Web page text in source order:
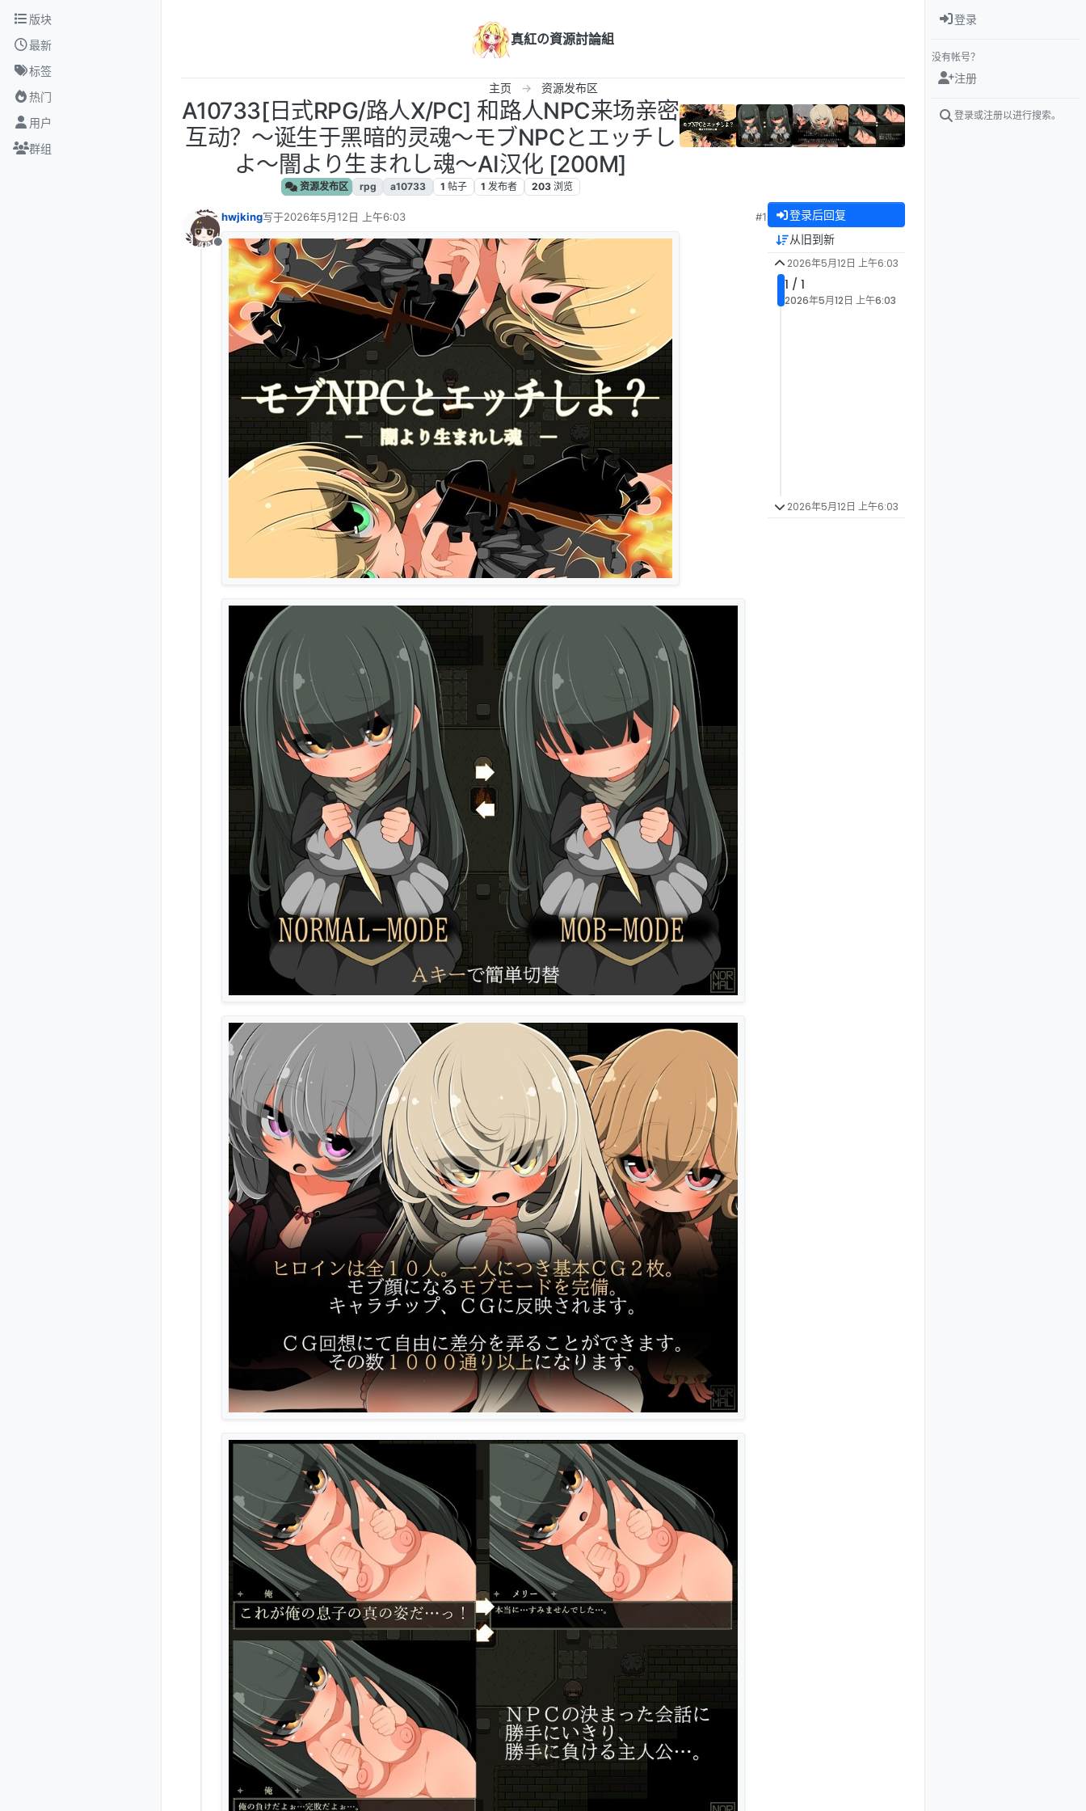
跳转至内容
版块
最新
标签
热门
用户
群组
真紅の資源討論組
主页 资源发布区
A10733[日式RPG/路人X/PC] 和路人NPC来场亲密
互动？～诞生于黑暗的灵魂～モブNPCとエッチし
よ～闇より生まれし魂～AI汉化 [200M]
资源发布区 rpg a10733 1 帖子 1 发布者 203 浏览
离线
hwjking写于2026年5月12日 上午6:03
最后由 编辑
#1 登录后回复
从旧到新
2026年5月12日 上午6:03
1 / 1
2026年5月12日 上午6:03
2026年5月12日 上午6:03
登录
没有帐号？
注册
登录或注册以进行搜索。